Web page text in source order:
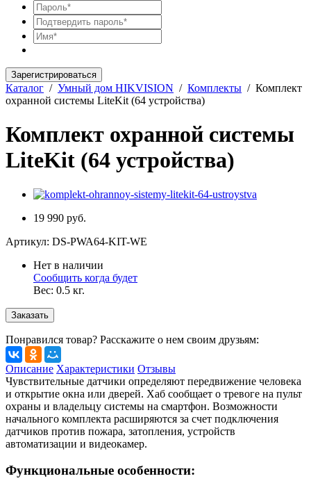
Зарегистрироваться
Каталог / Умный дом HIKVISION / Комплекты / Комплект
охранной системы LiteKit (64 устройства)
Комплект охранной системы
LiteKit (64 устройства)
19 990 руб.
Артикул: DS-PWA64-KIT-WE
Нет в наличии
Сообщить когда будет
Вес: 0.5 кг.
Заказать
Понравился товар? Расскажите о нем своим друзьям:
Описание Характеристики Отзывы
Чувствительные датчики определяют передвижение человека
и открытие окна или дверей. Хаб сообщает о тревоге на пульт
охраны и владельцу системы на смартфон. Возможности
начального комплекта расширяются за счет подключения
датчиков против пожара, затопления, устройств
автоматизации и видеокамер.
Функциональные особенности: